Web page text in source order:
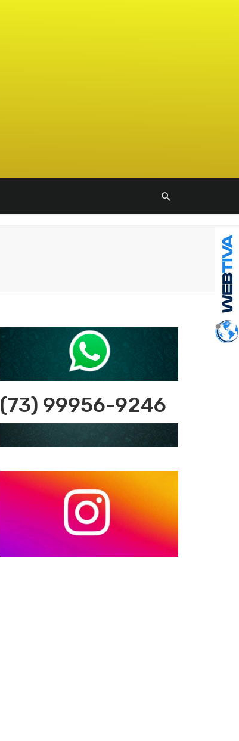
(73) 99956-9246